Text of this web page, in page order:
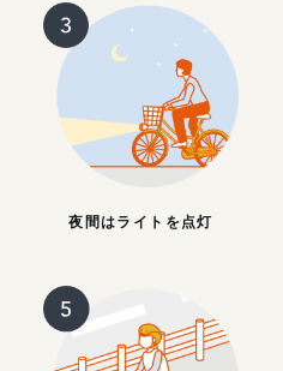
夜間はライトを点灯